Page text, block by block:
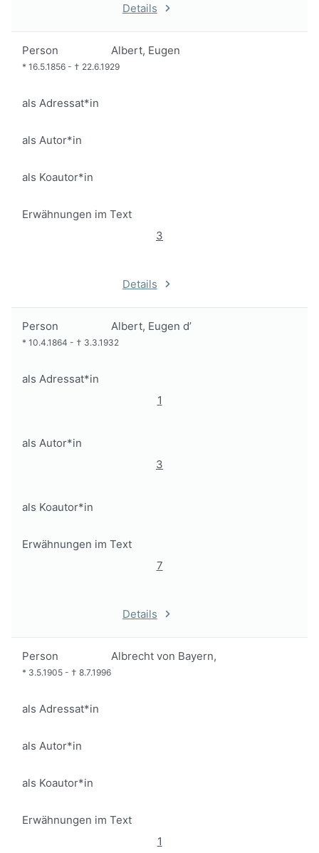
Details
Person Albert, Eugen
* 16.5.1856 - † 22.6.1929
als Adressat*in
als Autor*in
als Koautor*in
Erwähnungen im Text
3
Details
Person Albert, Eugen d’
* 10.4.1864 - † 3.3.1932
als Adressat*in
1
als Autor*in
3
als Koautor*in
Erwähnungen im Text
7
Details
Person Albrecht von Bayern,
* 3.5.1905 - † 8.7.1996
als Adressat*in
als Autor*in
als Koautor*in
Erwähnungen im Text
1